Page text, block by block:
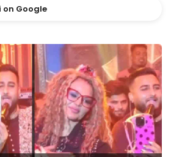
on Google